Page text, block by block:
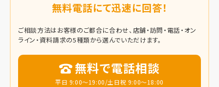
無料電話にて迅速に回答！
ご相談方法はお客様のご都合に合わせ、店舗・訪問・電話・オン
ライン・資料請求の5種類から選んでいただけます。
無料で電話相談
平日 9:00～19:00/土日祝 9:00～18:00